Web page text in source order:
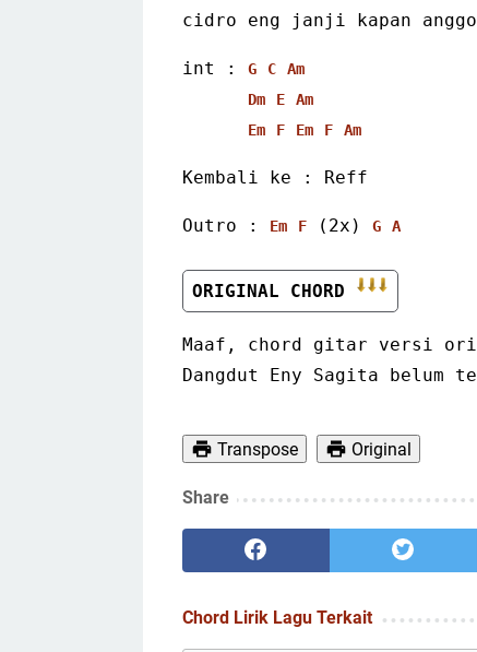
cidro eng janji kapan
int : G C
Am
Dm
E
Am
Em
F Em F Am
Kembali ke : Reff
Outro : Em F (2x) G A
ORIGINAL CHORD
Maaf, chord gitar versi
Dangdut Eny Sagita
Transpose Original
Share
Chord Lirik Lagu Terkait